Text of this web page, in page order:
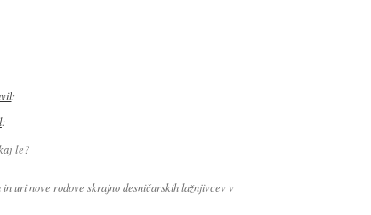
:
:
le?
in uri nove rodove skrajno desničarskih lažnjivcev v